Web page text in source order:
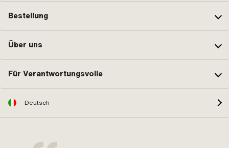
Bestellung
Über uns
Für Verantwortungsvolle
Deutsch